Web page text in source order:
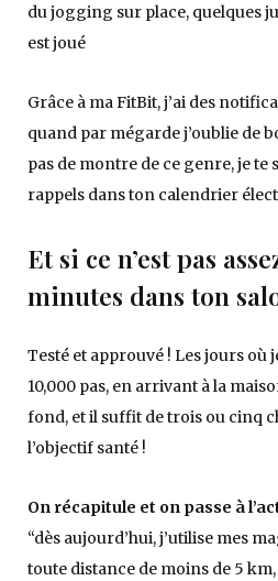
du jogging sur place, quelques
est joué
Grâce à ma FitBit, j’ai des
quand par mégarde j’oublie de
pas de montre de ce genre, je te
rappels dans ton calendrier
Et si ce n’est pas
minutes dans ton
Testé et approuvé ! Les jours où
10,000 pas, en arrivant à la
fond, et il suffit de trois ou cinq
l’objectif santé !
On récapitule et on passe à
“dès aujourd’hui, j’utilise mes
toute distance de moins de 5